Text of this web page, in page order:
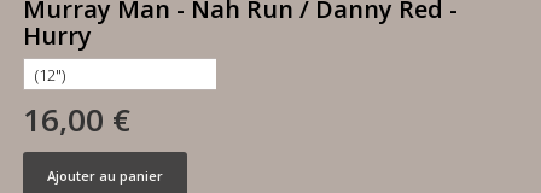
Murray Man - Nah Run / Danny Red -
Hurry
16,00 €
Ajouter au panier